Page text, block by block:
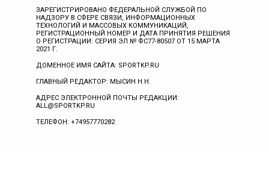
ЗАРЕГИСТРИРОВАНО ФЕДЕРАЛЬНОЙ СЛУЖБОЙ ПО
НАДЗОРУ В СФЕРЕ СВЯЗИ, ИНФОРМАЦИОННЫХ
ТЕХНОЛОГИЙ И МАССОВЫХ КОММУНИКАЦИЙ,
РЕГИСТРАЦИОННЫЙ НОМЕР И ДАТА ПРИНЯТИЯ РЕШЕНИЯ
О РЕГИСТРАЦИИ: СЕРИЯ ЭЛ № ФС77-80507 ОТ 15 МАРТА
2021 Г.
ДОМЕННОЕ ИМЯ САЙТА: SPORTKP.RU
ГЛАВНЫЙ РЕДАКТОР: МЫСИН Н.Н.
АДРЕС ЭЛЕКТРОННОЙ ПОЧТЫ РЕДАКЦИИ:
ALL@SPORTKP.RU
ТЕЛЕФОН: +74957770282